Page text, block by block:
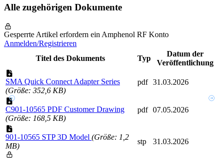
Alle zugehörigen Dokumente
Gesperrte Artikel erfordern ein Amphenol RF Konto
Anmelden/Registrieren
Titel des Dokuments
Typ
Datum der
Veröffentlichung
SMA Quick Connect Adapter Series
(Größe: 352,6 KB)
pdf 31.03.2026
C901-10565 PDF Customer Drawing
(Größe: 168,5 KB)
pdf 07.05.2026
901-10565 STP 3D Model (Größe: 1,2
MB)
stp 31.03.2026